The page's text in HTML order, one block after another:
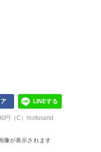
LINEする
円（C）mofusand
像が表示されます